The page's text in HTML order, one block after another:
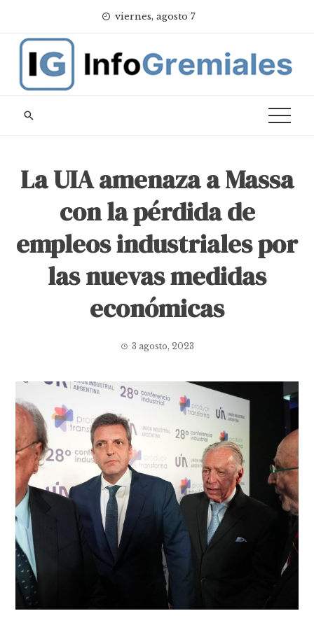
content
viernes, agosto 7
La UIA amenaza a Massa
con la pérdida de
empleos industriales por
las nuevas medidas
económicas
3 agosto, 2023